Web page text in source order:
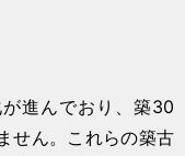
進んでおり、築30
せん。これらの築古